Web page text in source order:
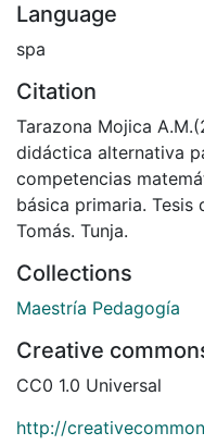
Language
spa
Citation
Tarazona Mojica
didáctica alternativa
competencias
básica primaria. Tesis
Tomás. Tunja.
Collections
Maestría Pedagogía
Creative
CC0 1.0 Universal
http://